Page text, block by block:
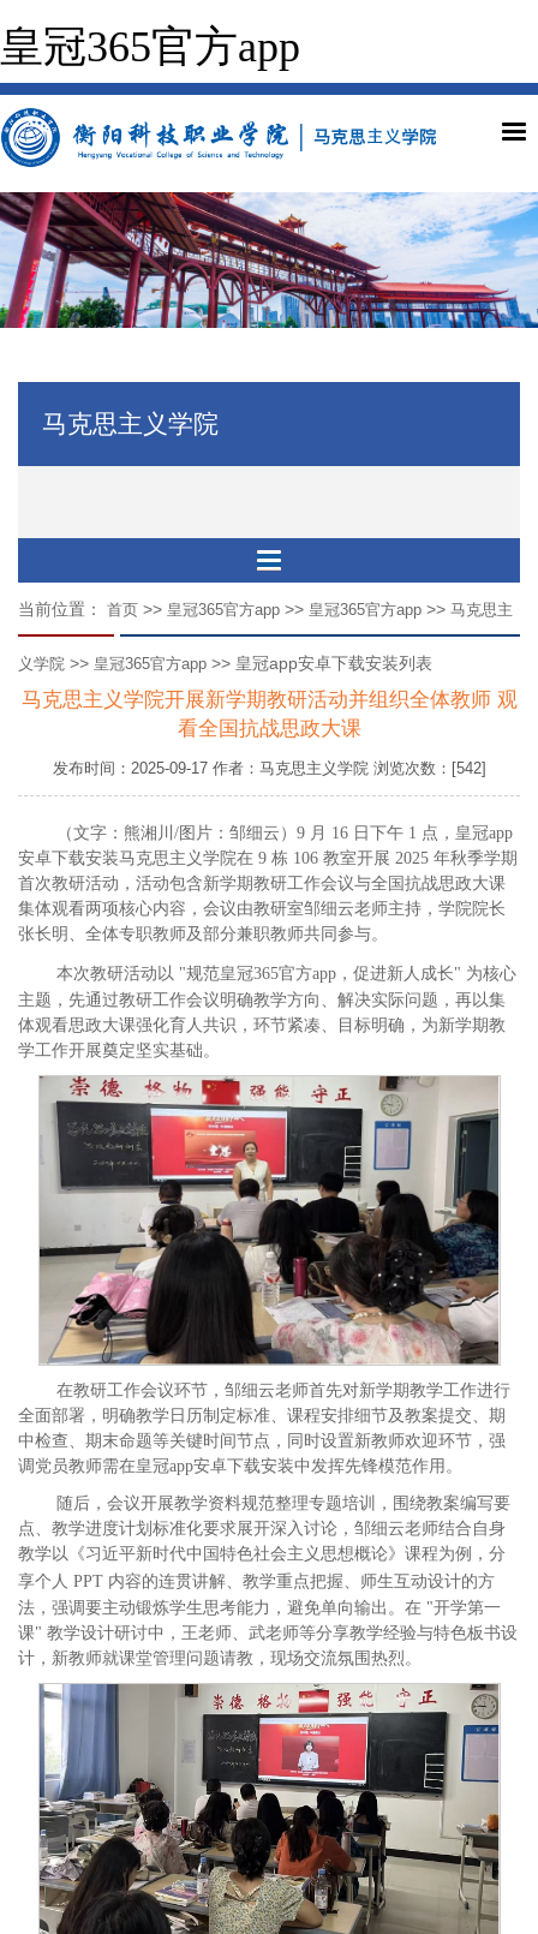
皇冠365官方app
马克思主义学院
当前位置： 首页 >> 皇冠365官方app >> 皇冠365官方app >> 马克思主
义学院 >> 皇冠365官方app >> 皇冠app安卓下载安装列表
马克思主义学院开展新学期教研活动并组织全体教师 观
看全国抗战思政大课
发布时间：2025-09-17 作者：马克思主义学院 浏览次数：[542]
（文字：熊湘川 /图片：邹细云 ） 9 月 16 日下午 1 点，皇冠app
安卓下载安装马克思主义学院在 9 栋 106 教室开展 2025 年秋季学期
首次教研活动，活动包含新学期教研工作会议与全国抗战思政大课
集体观看两项核心内容，会议由教研室邹细云老师主持 ， 学院院长
张长明
、全体专职教师及部分兼职教师共同参与。
本次教研活动以 "规范皇冠365官方app，促进新人成长" 为核心
主题，先通过教研工作会议明确教学方向、解决实际问题，再以集
体观看思政大课强化育人共识，环节紧凑、目标明确，为新学期教
学工作开展奠定坚实基础。
在教研工作会议环节，邹细云老师首先对新学期教学工作进行
全面部署，明确教学日历制定标准、课程安排细节及教案提交、期
中检查、期末命题等关键时间节点，同时设置新教师欢迎环节，强
调党员教师需在皇冠app安卓下载安装中发挥先锋模范作用。
随后，会议开展教学资料规范整理专题培训，围绕教案编写要
点、教学进度计划标准化要求展开深入讨论，邹细云老师结合自身
教学以《习近平新时代中国特色社会主义思想概论》课程为例，分
享个人 PPT 内容的连贯讲解、教学重点把握、师生互动设计的方
法，强调要主动锻炼学生思考能力，避免单向输出。在 "开学第一
课" 教学设计研讨中，王老师、武老师等分享教学经验与特色板书设
计，新教师就课堂管理问题请教，现场交流氛围热烈。